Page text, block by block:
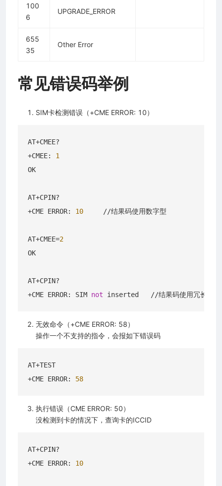
100
6
UPGRADE_ERROR
655
35
Other Error
常见错误码举例
SIM卡检测错误（+CME ERROR: 10）
AT+CMEE?
+CMEE: 1
OK
AT+CPIN?
+CME ERROR: 10
     //结果码使用数字型
AT+CMEE=2
OK
AT+CPIN?
+CME ERROR: SIM not
无效命令（+CME ERROR: 58）
操作一个不支持的指令，会报如下错误码
AT+TEST
+CME ERROR: 58
执行错误（CME ERROR: 50）
没检测到卡的情况下，查询卡的ICCID
AT+CPIN?
+CME ERROR: 10